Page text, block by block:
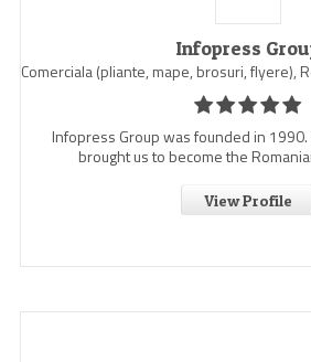
Infopress
Comerciala (pliante, mape, brosuri, flyere),
Infopress Group was founded in
brought us to become the
View Profile